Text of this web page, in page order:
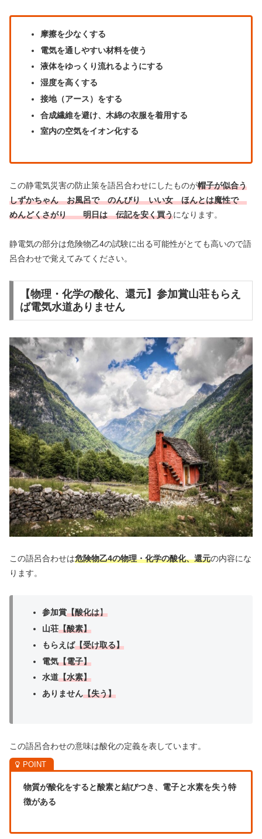
摩擦を少なくする
電気を通しやすい材料を使う
液体をゆっくり流れるようにする
湿度を高くする
接地（アース）をする
合成繊維を避け、木綿の衣服を着用する
室内の空気をイオン化する
この静電気災害の防止策を語呂合わせにしたものが帽子が似合う
しずかちゃん お風呂で のんびり いい女 ほんとは魔性で
めんどくさがり 明日は 伝記を安く買うになります。
静電気の部分は危険物乙4の試験に出る可能性がとても高いので語
呂合わせで覚えてみてください。
【物理・化学の酸化、還元】参加賞山荘もらえ
ば電気水道ありません
この語呂合わせは危険物乙4の物理・化学の酸化、還元の内容にな
ります。
参加賞【酸化は】
山荘【酸素】
もらえば【受け取る】
電気【電子】
水道【水素】
ありません【失う】
この語呂合わせの意味は酸化の定義を表しています。
物質が酸化をすると酸素と結びつき、電子と水素を失う特
徴がある